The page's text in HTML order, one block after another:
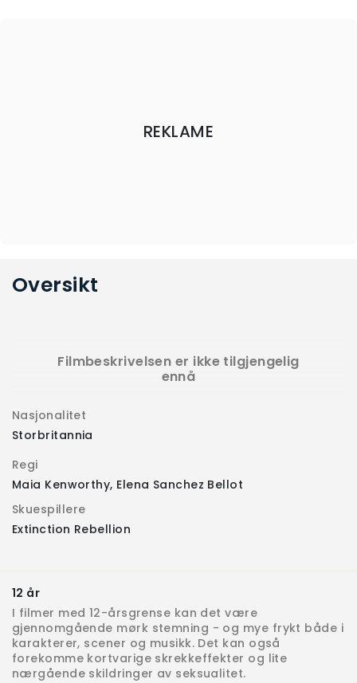
REKLAME
Oversikt
Filmbeskrivelsen er ikke tilgjengelig
ennå
Nasjonalitet
Storbritannia
Regi
Maia Kenworthy, Elena Sanchez Bellot
Skuespillere
Extinction Rebellion
12 år
I filmer med 12-årsgrense kan det være
gjennomgående mørk stemning - og mye frykt både i
karakterer, scener og musikk. Det kan også
forekomme kortvarige skrekkeffekter og lite
nærgående skildringer av seksualitet.